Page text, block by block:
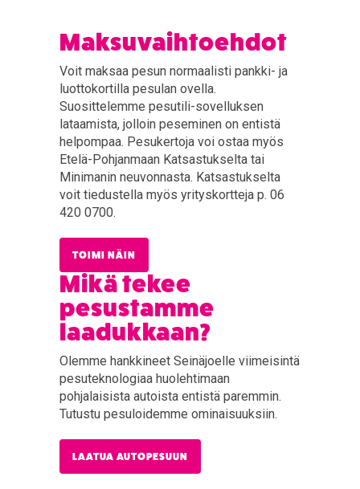
Maksuvaihtoehdot
Voit maksaa pesun normaalisti pankki- ja
luottokortilla pesulan ovella.
Suosittelemme pesutili-sovelluksen
lataamista, jolloin peseminen on entistä
helpompaa. Pesukertoja voi ostaa myös
Etelä-Pohjanmaan Katsastukselta tai
Minimanin neuvonnasta. Katsastukselta
voit tiedustella myös yrityskortteja p. 06
420 0700.
TOIMI NÄIN
Mikä tekee
pesustamme
laadukkaan?
Olemme hankkineet Seinäjoelle viimeisintä
pesuteknologiaa huolehtimaan
pohjalaisista autoista entistä paremmin.
Tutustu pesuloidemme ominaisuuksiin.
LAATUA AUTOPESUUN